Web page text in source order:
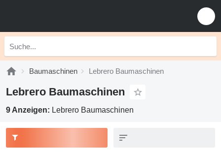
Baumaschinen Lebrero Baumaschinen
Lebrero Baumaschinen
9 Anzeigen: Lebrero Baumaschinen